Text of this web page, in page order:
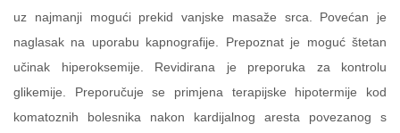
uz najmanji mogući prekid vanjske masaže srca. Povećan je
naglasak na uporabu kapnografije. Prepoznat je moguć štetan
učinak hiperoksemije. Revidirana je preporuka za kontrolu
glikemije. Preporučuje se primjena terapijske hipotermije kod
komatoznih bolesnika nakon kardijalnog aresta povezanog s